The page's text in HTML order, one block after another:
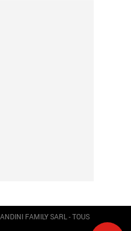
FAMILY SARL - TOUS